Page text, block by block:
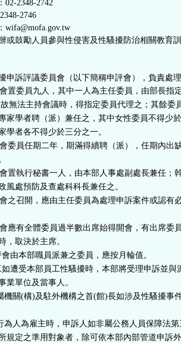
02-2348-2742
2746
wifa@mofa.gov.tw
或鼓勵人員參與性侵害及性騷擾防治相關教育
申訴評議委員會（以下簡稱申評會），負責處
九人，其中一人為主任委員，由部長指定
無法主持會議時，得指定委員代理之；其餘委
家學者聘（派）兼任之，其中女性委員不得少
學者各不得少於三分之一。
期二年，期滿得續聘（派），任期內出缺
秘書一人，由本部人事處副處長兼任；幹
風處預防及查處科科長兼任之。
，應由主任委員為處理申訴案件或認有必
體委員過半數出席始得開會，有出席委員
，取決於主席。
職員派兼之委員，應按月輪值。
部員工性騷擾時，本部將受理申訴並與派
業單位及當事人。
關(構)及駐外機構之首(館)長如涉及性騷擾事
主時，申訴人如非屬公務人員保障法第
規定之準用對象者，除可依本部內部管道申訴